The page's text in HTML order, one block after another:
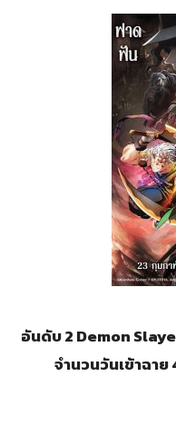
อันดับ 2 Demon
จำนวนวันเข้าฉาย